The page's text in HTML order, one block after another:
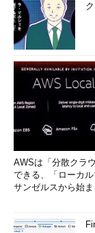
AWSは「分散クラ
できる、「ローカ
サンゼルスから始